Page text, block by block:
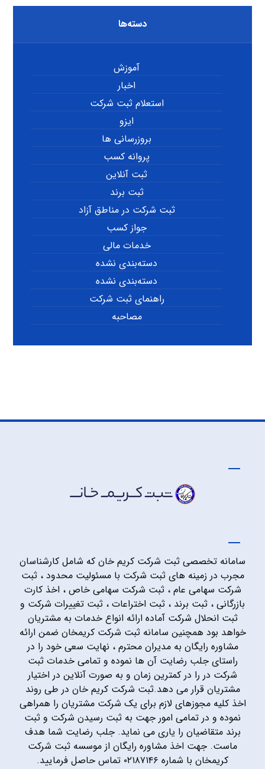
دسته‌ها
آموزش
اخبار
استعلام ثبت شرکت
ایزو
بروزرسانی ها
پروانه کسب
ثبت آنلاین
ثبت برند
ثبت شرکت در مناطق آزاد
جواز کسب
خدمات مالی
دسته‌بندی نشده
دسته‌بندی نشده
راهنمای ثبت شرکت
مصاحبه
سامانه تخصصی ثبت شرکت کریم خان که شامل کارشناسان
مجرب در زمینه های ثبت شرکت با مسئولیت محدود ، ثبت
شرکت سهامی عام ، ثبت شرکت سهامی خاص ، اخذ کارت
بازرگانی ، ثبت برند ، ثبت اختراعات ، ثبت تغییرات شرکت و
ثبت انحلال شرکت آماده ارائه انواع خدمات به مشتریان
خواهد بود همچنین سامانه ثبت شرکت کریمخان ضمن ارائه
مشاوره رایگان به مدیران محترم ، نهایت سعی خود را در
راستای جلب رضایت آن ها نموده و تمامی خدمات ثبت
شرکت در را در کمترین زمان و به صورت آنلاین در اختیار
مشتریان قرار می دهد.ثبت شرکت کریم خان در طی روند
اخذ کلیه مجوزهای لازم برای یک شرکت مشتریان را همراهی
نموده و در تمامی امور جهت به ثبت رسیدن شرکت و ثبت
برند متقاضیان را یاری می نماید. جلب رضایت شما هدف
ماست. جهت اخذ مشاوره رایگان از موسسه ثبت شرکت
کریمخان با شماره ۰۲۱۸۷۱۴۶ تماس حاصل فرمایید.